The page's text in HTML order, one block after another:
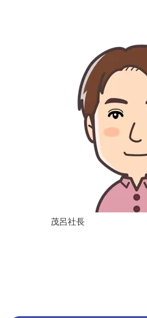
茂呂社長